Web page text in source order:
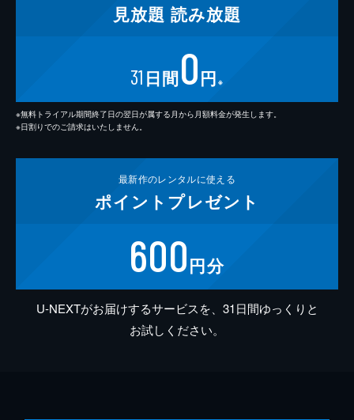
見放題 読み放題
31 日間0円 ※
※無料トライアル期間終了日の翌日が属する月から月額料金が発生します。
※日割りでのご請求はいたしません。
最新作のレンタルに使える
ポイント プレゼント
600円分
U-NEXTがお届けするサービスを、31日間ゆっくりと
お試しください。